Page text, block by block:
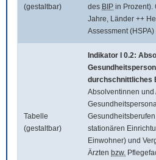
(gestaltbar)
des BIP in Prozent).
Jahre, Länder ++
Assessment (HSPA)
Tabelle
(gestaltbar)
Indikator I 0.2:
durchschnittliches
Absolventinnen und
stationären
Einwohner) und
Ärzten bzw.